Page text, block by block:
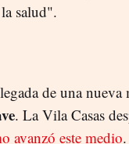
salud".
de una
. La Vila Casas
avanzó este medio.